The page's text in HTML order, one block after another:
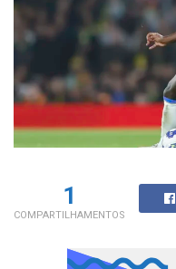
1
COMPARTILHAMENTOS